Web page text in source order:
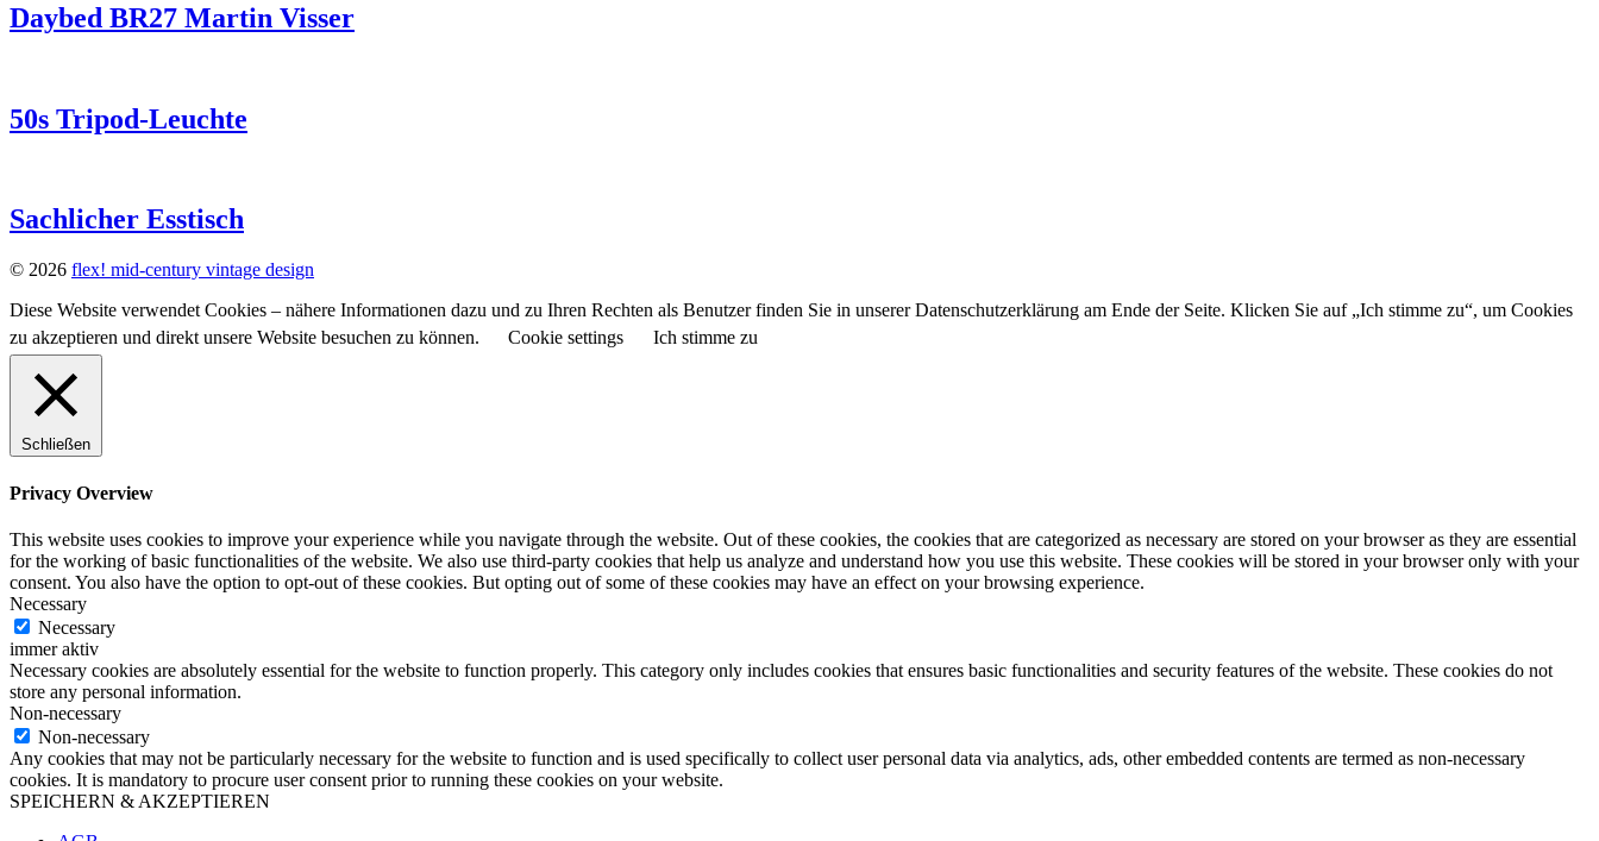
Daybed BR27 Martin Visser
50s Tripod-Leuchte
Sachlicher Esstisch
© 2026 flex! mid-century vintage design
Diese Website verwendet Cookies – nähere Informationen dazu und zu Ihren Rechten als Benutzer finden Sie in unserer Datenschutzerklärung am Ende der Seite. Klicken Sie auf „Ich stimme zu“, um Cookies
zu akzeptieren und direkt unsere Website besuchen zu können.
Cookie settings Ich stimme zu
Schließen
Privacy Overview
This website uses cookies to improve your experience while you navigate through the website. Out of these cookies, the cookies that are categorized as necessary are stored on your browser as they are essential
for the working of basic functionalities of the website. We also use third-party cookies that help us analyze and understand how you use this website. These cookies will be stored in your browser only with your
consent. You also have the option to opt-out of these cookies. But opting out of some of these cookies may have an effect on your browsing experience.
Necessary
Necessary
immer aktiv
Necessary cookies are absolutely essential for the website to function properly. This category only includes cookies that ensures basic functionalities and security features of the website. These cookies do not
store any personal information.
Non-necessary
Non-necessary
Any cookies that may not be particularly necessary for the website to function and is used specifically to collect user personal data via analytics, ads, other embedded contents are termed as non-necessary
cookies. It is mandatory to procure user consent prior to running these cookies on your website.
SPEICHERN & AKZEPTIEREN